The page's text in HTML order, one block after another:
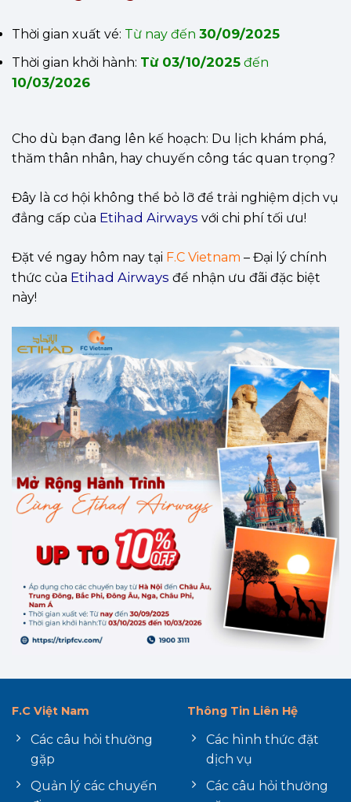
Thời gian xuất vé: Từ nay đến 30/09/2025
Thời gian khởi hành: Từ 03/10/2025 đến
10/03/2026
Cho dù bạn đang lên kế hoạch: Du lịch khám phá,
thăm thân nhân, hay chuyến công tác quan trọng?
Đây là cơ hội không thể bỏ lỡ để trải nghiệm dịch vụ
đẳng cấp của Etihad Airways với chi phí tối ưu!
Đặt vé ngay hôm nay tại F.C Vietnam – Đại lý chính
thức của Etihad Airways để nhận ưu đãi đặc biệt
này!
F.C Việt Nam
Các câu hỏi thường
gặp
Quản lý các chuyến
Thông Tin Liên Hệ
Các hình thức đặt
dịch vụ
Các câu hỏi thường